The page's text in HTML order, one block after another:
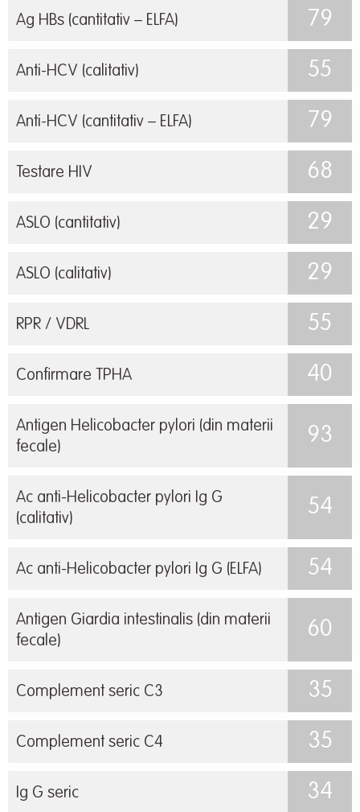
Ag HBs (cantitativ – ELFA) 79
Anti-HCV (calitativ) 55
Anti-HCV (cantitativ – ELFA) 79
Testare HIV 68
ASLO (cantitativ) 29
ASLO (calitativ) 29
RPR / VDRL 55
Confirmare TPHA 40
Antigen Helicobacter pylori (din materii
fecale)
93
Ac anti-Helicobacter pylori Ig G
(calitativ)
54
Ac anti-Helicobacter pylori Ig G (ELFA) 54
Antigen Giardia intestinalis (din materii
fecale)
60
Complement seric C3 35
Complement seric C4 35
Ig G seric 34